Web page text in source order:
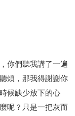
你們聽我講了一遍
煩，那我得謝謝你
候缺少放下的心
呢？只是一把灰而